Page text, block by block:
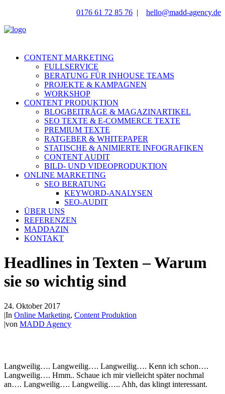
0176 61 72 85 76 | hello@madd-agency.de
CONTENT MARKETING
FULLSERVICE
BERATUNG FÜR INHOUSE TEAMS
PROJEKTE & KAMPAGNEN
WORKSHOP
CONTENT PRODUKTION
BLOGBEITRÄGE & MAGAZINARTIKEL
SEO TEXTE & E-COMMERCE TEXTE
PREMIUM TEXTE
RATGEBER & WHITEPAPER
STATISCHE & ANIMIERTE INFOGRAFIKEN
CONTENT AUDIT
BILD- UND VIDEOPRODUKTION
ONLINE MARKETING
SEO BERATUNG
KEYWORD-ANALYSEN
SEO-AUDIT
ÜBER UNS
REFERENZEN
MADDAZIN
KONTAKT
Headlines in Texten – Warum
sie so wichtig sind
24. Oktober 2017
|In Online Marketing, Content Produktion
|von MADD Agency
Langweilig…. Langweilig…. Langweilig…. Kenn ich schon….
Langweilig…. Hmm.. Schaue ich mir vielleicht später nochmal
an…. Langweilig…. Langweilig….. Ahh, das klingt interessant.